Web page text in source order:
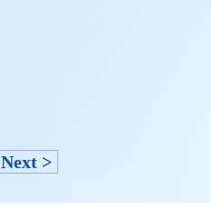
Next >